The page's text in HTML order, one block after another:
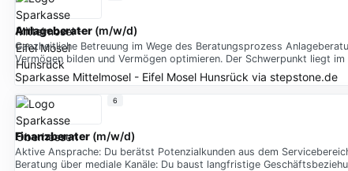
Anlageberater(m/w/d)
Ganzheitliche Betreuung im Wege des Beratungsprozess
Vermögen bilden und Vermögen optimieren. Der Schwerpunkt liegt
Sparkasse Mittelmosel - Eifel Mosel Hunsrück via stepstone.de
Finanzberater(m/w/d)
Aktive Ansprache: Du berätst Potenzialkunden aus dem
Beratung über mediale Kanäle: Du baust langfristige
6